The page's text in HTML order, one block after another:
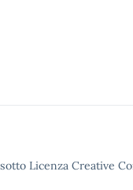
Licenza Creative